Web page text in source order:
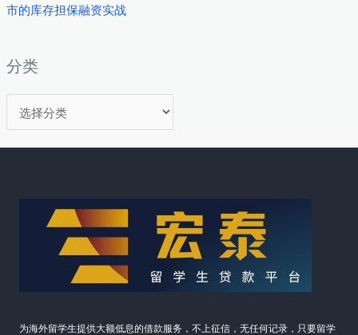
市的库存担保融资实战
分类
类
解
资
转
难
为海外留学生提供大额低息的借款服务，不上征信，无任何记录，只要留学